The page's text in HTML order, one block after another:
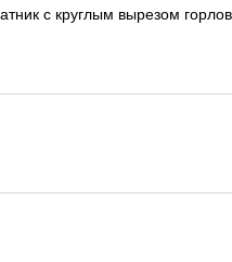
с круглым вырезом